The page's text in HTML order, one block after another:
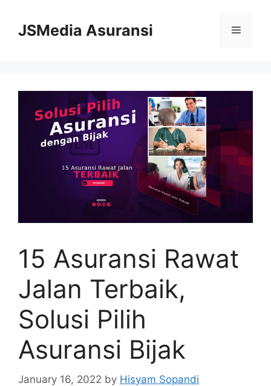
contentJSMedia Asuransi Menu
15 Asuransi Rawat
Jalan Terbaik,
Solusi Pilih
Asuransi Bijak
January 16, 2022 by Hisyam Sopandi